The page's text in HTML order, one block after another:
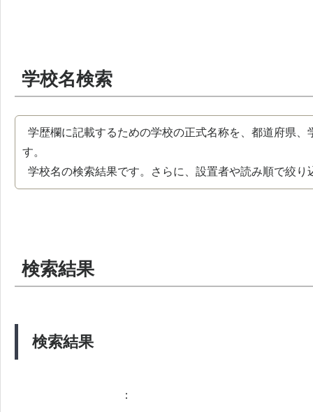
学校名検索
学歴欄に記載するための学校の正式名称を、都道府県
す。
学校名の検索結果です。さらに、設置者や読み順で絞り
検索結果
検索結果
：